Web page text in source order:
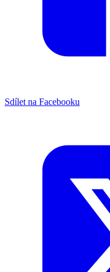
Sdílet na Facebooku